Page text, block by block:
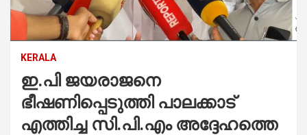
KERALA
ഇ.പി ജയരാജനെ
ഭീഷണിപ്പെടുത്തി പാലക്കാട്
എത്തിച്ച സി.പി.എം അദ്ദേഹത്തെ